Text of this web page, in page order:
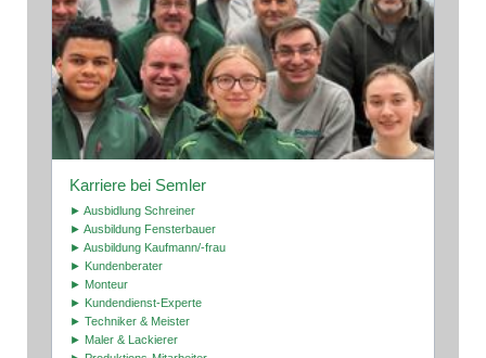
Karriere bei Semler
► Ausbidlung Schreiner
► Ausbildung Fensterbauer
► Ausbildung Kaufmann/-frau
► Kundenberater
► Monteur
► Kundendienst-Experte
► Techniker & Meister
► Maler & Lackierer